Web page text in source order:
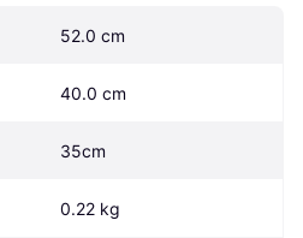
52.0 cm
40.0 cm
35cm
0.22 kg